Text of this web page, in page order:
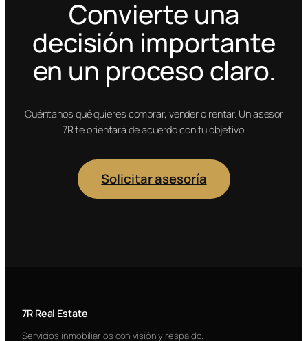
Convierte una
decisión importante
en un proceso claro.
Cuéntanos qué quieres comprar, vender o rentar. Un asesor
7R te orientará de acuerdo con tu objetivo.
Solicitar asesoría
7R Real Estate
Servicios inmobiliarios con visión y respaldo.